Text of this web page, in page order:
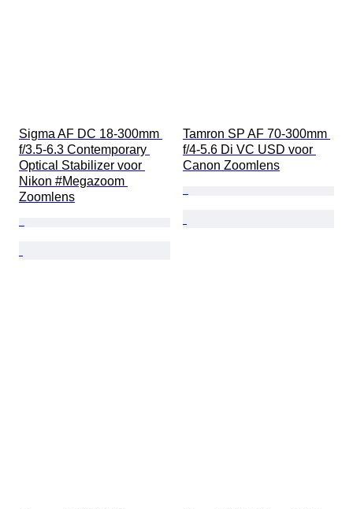
Sigma AF DC 18-300mm
f/3.5-6.3 Contemporary
Optical Stabilizer voor
Nikon #Megazoom
Zoomlens
Tamron SP AF 70-300mm
f/4-5.6 Di VC USD voor
Canon Zoomlens